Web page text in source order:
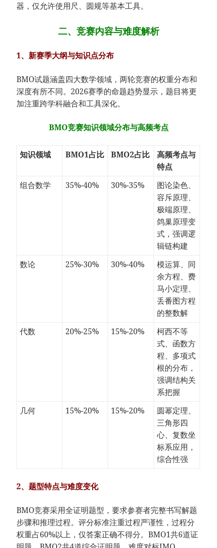
器，仅允许使用尺、圆规等基本工具。
二、竞赛内容与难度解析
​1、新赛季大纲与知识点分布​
BMO试题涵盖四大数学领域，两轮竞赛的权重分布和
深度有所不同。2026赛季的命题趋势显示，题目将更
加注重跨学科融合和工具深化。
BMO竞赛知识领域分布与高频考点
知识领域 BMO1占比 BMO2占比
高频考点与
特点
组合数学
35%-40% 30%-35%
图论染色、
容斥原理、
极端原理、
鸽巢原理变
式，强调逻
辑链构建
数论
25%-30% 30%-40%
模运算、同
余方程、费
马小定理、
丢番图方程
的整数解
代数
20%-25% 15%-20%
柯西不等
式、函数方
程、多项式
根的分布，
强调结构关
系把握
几何
15%-20% 15%-20%
圆幂定理、
三角形四
心、复数坐
标系应用，
综合性强
2、​​题型特点与难度变化​
BMO竞赛采用全证明题型，要求参赛者完整书写解题
步骤和推理过程。评分标准注重过程严谨性，过程分
权重占60%以上，仅答案正确不得分。BMO1共6道证